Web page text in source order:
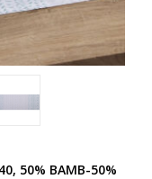
50% BAMB-50%